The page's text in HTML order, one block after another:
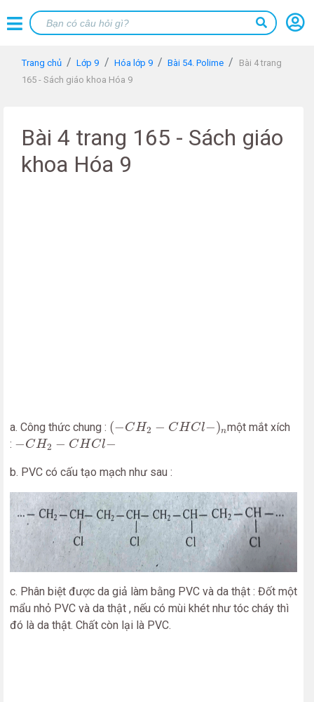
Trang chủ Lớp 9 Hóa lớp 9 Bài 54. Polime
Bài 4 trang
165 - Sách giáo khoa Hóa 9
Bài 4 trang 165 - Sách giáo
khoa Hóa 9
a. Công thức chung : (−CH2 − CHCl−)n
( CH2 HCl−)n
một mắt xích
: −CH2 − CHCl−
CH2 HCl−
b. PVC có cấu tạo mạch như sau :
c. Phân biệt được da giả làm bằng PVC và da thật : Đốt một
mẩu nhỏ PVC và da thật , nếu có mùi khét như tóc cháy thì
đó là da thật. Chất còn lại là PVC.